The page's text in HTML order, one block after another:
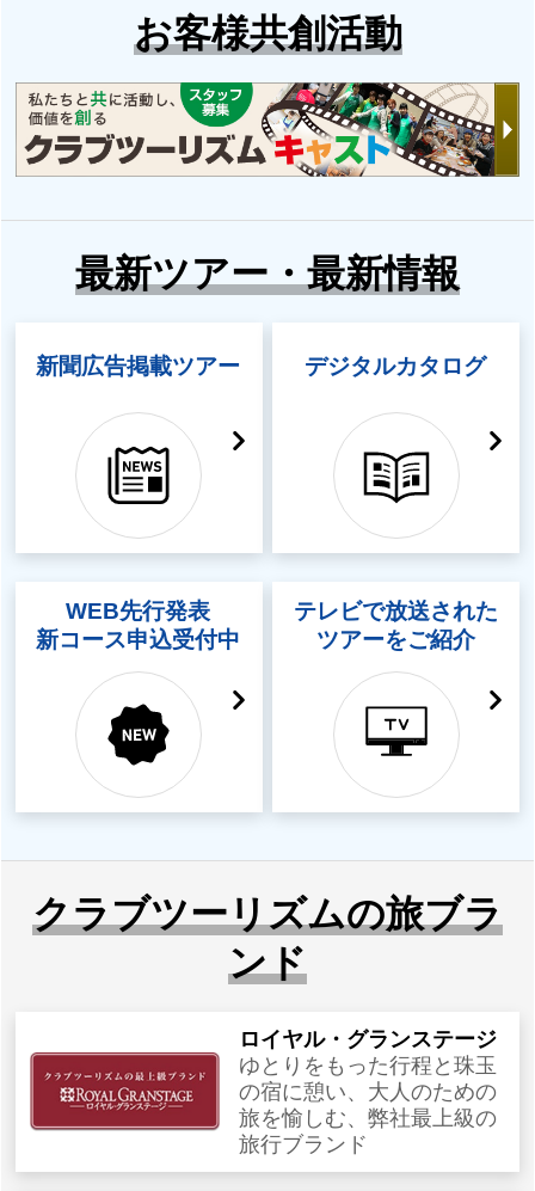
お客様共創活動
最新ツアー・最新情報
新聞広告掲載ツアー デジタルカタログ
WEB先行発表
新コース申込受付中
テレビで放送された
ツアーをご紹介
クラブツーリズムの旅ブラ
ンド
ロイヤル・グランステージ
ゆとりをもった行程と珠玉
の宿に憩い、大人のための
旅を愉しむ、弊社最上級の
旅行ブランド